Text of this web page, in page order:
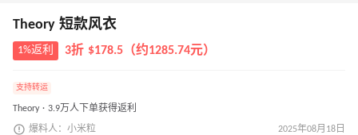
Theory 短款风衣
1%返利 3折 $178.5（约1285.74元）
支持转运
Theory · 3.9万人下单获得返利
爆料人：小米粒 2025年08月18日